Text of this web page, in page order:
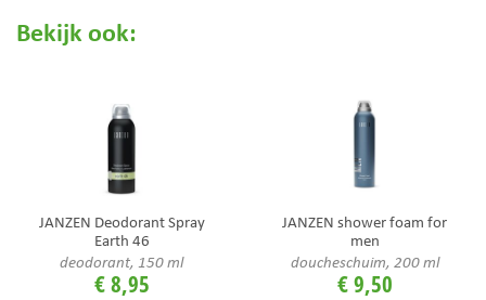
Bekijk ook:
JANZEN Deodorant Spray
Earth 46
deodorant, 150 ml
€8,95
JANZEN shower foam for
men
doucheschuim, 200 ml
€9,50